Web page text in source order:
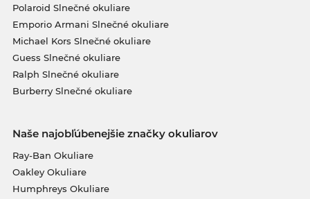
Polaroid Slnečné okuliare
Emporio Armani Slnečné okuliare
Michael Kors Slnečné okuliare
Guess Slnečné okuliare
Ralph Slnečné okuliare
Burberry Slnečné okuliare
Naše najobľúbenejšie značky okuliarov
Ray-Ban Okuliare
Oakley Okuliare
Humphreys Okuliare